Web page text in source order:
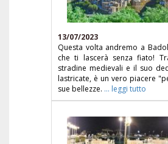
13/07/2023
Questa volta andremo a
che ti lascerà senza fiato!
stradine medievali e il suo
lastricate, è un vero piacere
sue bellezze. ... leggi tutto